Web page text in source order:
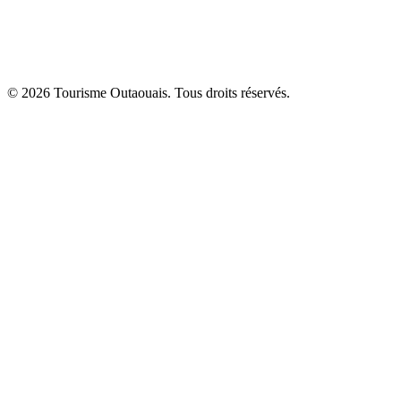
© 2026 Tourisme Outaouais. Tous droits réservés.